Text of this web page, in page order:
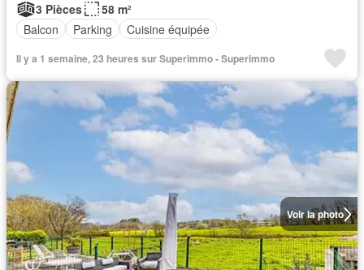
3 Pièces
58 m²
Balcon
Parking Cuisine équipée
Il y a 1 semaine, 23 heures sur Superimmo - Superimmo
Voir la photo